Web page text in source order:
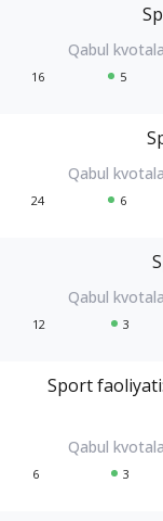
16 5
24 6
12 3
Sport
6 3